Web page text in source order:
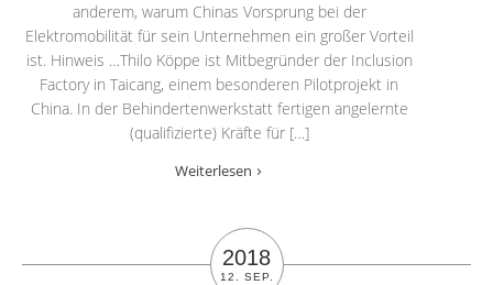
anderem, warum Chinas Vorsprung bei der
Elektromobilität für sein Unternehmen ein großer Vorteil
ist. Hinweis …Thilo Köppe ist Mitbegründer der Inclusion
Factory in Taicang, einem besonderen Pilotprojekt in
China. In der Behindertenwerkstatt fertigen angelernte
(qualifizierte) Kräfte für […]
Weiterlesen
2018
12. SEP.